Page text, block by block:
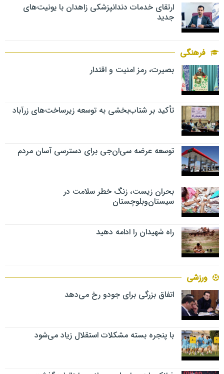
ارتقای خدمات دندانپزشکی زاهدان با یونیت‌های
جدید
فرهنگی
بصیرت، رمز امنیت و اقتدار
تأکید بر شتاب‌بخشی به توسعه زیرساخت‌های زرآباد
توسعه عرضه سی‌ان‌جی برای دسترسی آسان مردم
بحران زیست، زنگ خطر سلامت در
سیستان‌وبلوچستان
راه شهیدان را ادامه دهید
ورزشی
اتفاق بزرگی برای جودو رخ می‌دهد
با پنجره بسته مشکلات استقلال زیاد می‌شود